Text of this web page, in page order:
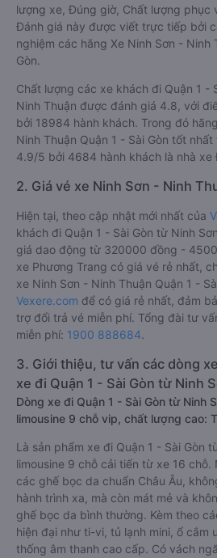
lượng xe, Đúng giờ, Chất lượng phục
Đánh giá này được viết trực tiếp bởi
nghiệm các hãng Xe Ninh Sơn - Ninh
Gòn.
Chất lượng các xe khách đi Quận 1 -
Ninh Thuận được đánh giá 4.8, với
bởi 18984 hành khách. Trong đó
Ninh Thuận Quận 1 - Sài Gòn tốt
4.9/5 bởi 4684 hành khách là nhà xe
2. Giá vé xe Ninh Sơn - Ninh
Hiện tại, theo cập nhật mới nhất của
khách đi Quận 1 - Sài Gòn từ Ninh
giá dao động từ 320000 đồng -
xe Phương Trang có giá vé rẻ nhất,
xe Ninh Sơn - Ninh Thuận Quận 1 -
Vexere.com để có giá rẻ nhất, đảm
trợ đổi trả vé miễn phí. Tổng đài tư
miễn phí: 1900 888684.
3. Giới thiệu, tư vấn các dòng
xe đi Quận 1 - Sài Gòn từ Ninh
Dòng xe đi Quận 1 - Sài Gòn từ Ninh
limousine 9 chỗ vip, chất lượng cao:
Là sản phẩm xe đi Quận 1 - Sài Gòn
limousine 9 chỗ cải tiến từ xe 16
các ghế bọc da chuẩn Châu Âu,
hành trình xa, mà còn mát mẻ và
ghế bọc da bình thường. Kèm theo
hiện đại như ti-vi, tủ lạnh mini, ổ cắm
thống âm thanh cao cấp. Có vách